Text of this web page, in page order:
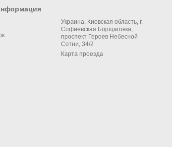
ниже. Обычный включается-выключается
— директор задает режим удаленно.
Украина, Киевская область, г.
Софиевская Борщаговка,
проспект Героев Небесной
Сотни, 34/2
Карта проезда